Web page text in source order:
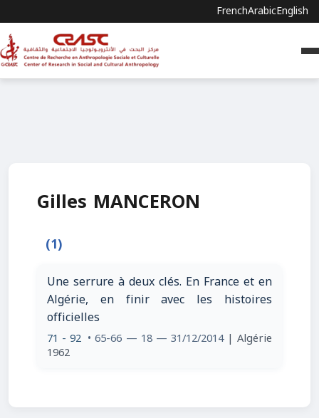
FrenchArabicEnglish
Gilles MANCERON
(1)
Une serrure à deux clés. En France et en
Algérie, en finir avec les histoires
officielles
71 - 92 • 65-66 — 18 — 31/12/2014 | Algérie
1962